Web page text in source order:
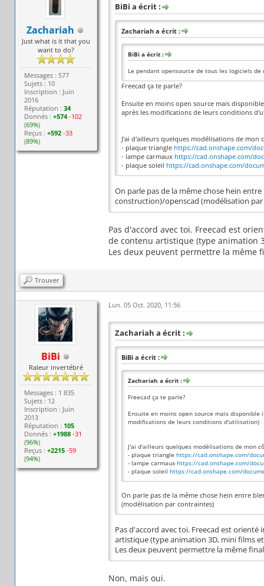
Zachariah
Just what is it that you
want to do?
Messages : 577
Sujets : 10
Inscription : Juin
2016
Réputation :34
Donnés :+574 -102
(69%)
Reçus :+592 -33
(89%)
BiBi a écrit :
Zachariah a écrit :
BiBi a écrit :
Le pendant opensource de tous les logiciels de
Freecad ça te parle?
Ensuite en moins open source mais
après les modifications de leurs conditions
J'ai d'ailleurs quelques modélisations de mon
- plaque triangle https://cad.onshape.com/
- lampe carmaux https://cad.onshape.com/
- plaque soleil https://cad.onshape.com/
On parle pas de la même chose hein
construction)/openscad (modélisation
Pas d'accord avec toi. Freecad est
de contenu artistique (type animation
Les deux peuvent permettre la même
Trouver
BiBi
Raleur invertébré
Messages : 1 835
Sujets : 12
Inscription : Juin
2013
Réputation : 105
Donnés :+1988 -31
(96%)
Reçus :+2215 -59
(94%)
Lun. 05 Oct. 2020, 11:56
Zachariah a écrit :
BiBi a écrit :
Zachariah a écrit :
Freecad ça te parle?
Ensuite en moins open source mais
modifications de leurs conditions d'utilisation)
J'ai d'ailleurs quelques modélisations de mon
- plaque triangle https://cad.onshape.com/
- lampe carmaux https://cad.onshape.com/
- plaque soleil https://cad.onshape.com/
On parle pas de la même chose hein entre
(modélisation par contraintes)
Pas d'accord avec toi. Freecad est
artistique (type animation 3D, mini films
Les deux peuvent permettre la même
Non, mais oui.